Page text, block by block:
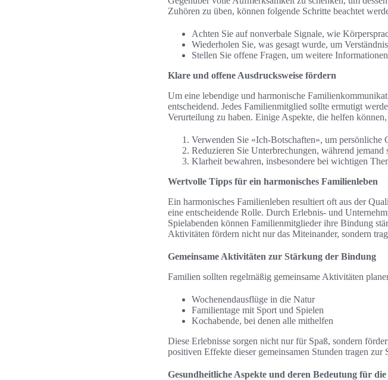
Zuhören zu üben, können folgende Schritte beachtet
Achten Sie auf nonverbale Signale, wie
Wiederholen Sie, was gesagt wurde, um
Stellen Sie offene Fragen, um weitere
Klare und offene Ausdrucksweise fördern
Um eine lebendige und harmonische
entscheidend. Jedes Familienmitglied sollte ermutigt
Verurteilung zu haben. Einige Aspekte, die helfen
Verwenden Sie «Ich-Botschaften», um persönliche
Reduzieren Sie Unterbrechungen, während jemand
Klarheit bewahren, insbesondere bei wichtigen
Wertvolle Tipps für ein harmonisches Familienleben
Ein harmonisches Familienleben resultiert oft aus der
eine entscheidende Rolle. Durch Erlebnis- und
Spielabenden können Familienmitglieder ihre Bindung
Aktivitäten fördern nicht nur das Miteinander, sondern
Gemeinsame Aktivitäten zur Stärkung der Bindung
Familien sollten regelmäßig gemeinsame Aktivitäten
Wochenendausflüge in die Natur
Familientage mit Sport und Spielen
Kochabende, bei denen alle mithelfen
Diese Erlebnisse sorgen nicht nur für Spaß, sondern
positiven Effekte dieser gemeinsamen Stunden tragen
Gesundheitliche Aspekte und deren Bedeutung für